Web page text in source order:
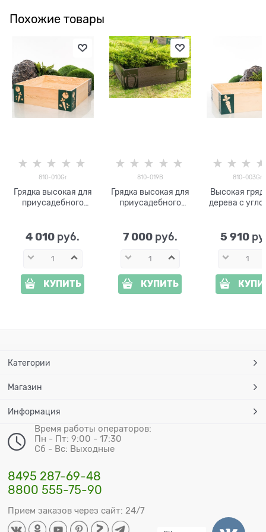
Похожие товары
810-010Gr
Грядка высокая для
приусадебного
кронштейнами 810-
010Gr
4 010 руб.
КУПИТЬ
810-019B
Грядка высокая для
приусадебного
кронштейнами 810-
019B
7 000 руб.
КУПИТЬ
810-003Gr
Высокая
дерева с
5 910
Категории
Магазин
Информация
Время работы операторов:
Пн - Пт: 9:00 - 17:30
Сб - Вс: Выходные
8495 287-69-48
8800 555-75-90
Прием заказов через сайт: 24/7